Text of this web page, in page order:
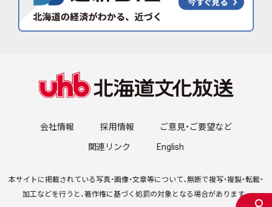
会社情報 採用情報 ご意見・ご要望など
関連リンク English
本サイトに掲載されている写真・画像・文章等について、無断で複写・複製・転載・
加工などを行うと、著作権に基づく処罰の対象となる場合があります。